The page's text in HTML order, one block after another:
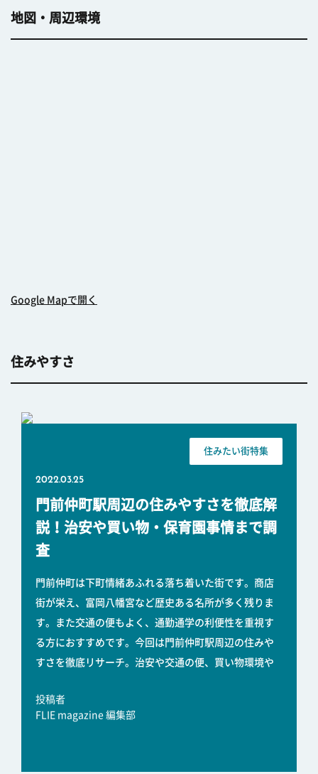
地図・周辺環境
Google Mapで開く
住みやすさ
住みたい街特集
2022.03.25
門前仲町駅周辺の住みやすさを徹底解
説！治安や買い物・保育園事情まで調
査
門前仲町は下町情緒あふれる落ち着いた街です。商店
街が栄え、富岡八幡宮など歴史ある名所が多く残りま
す。また交通の便もよく、通勤通学の利便性を重視す
る方におすすめです。今回は門前仲町駅周辺の住みや
すさを徹底リサーチ。治安や交通の便、買い物環境や
投稿者
FLIE magazine 編集部